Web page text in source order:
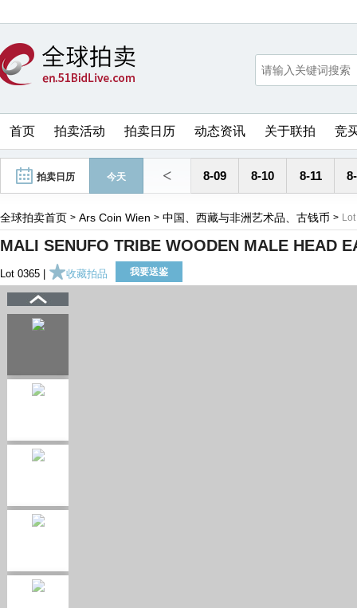
首页 拍卖活动 拍卖日历 动态资讯 关于联拍 竞
拍卖日历 今天 < 8-09 8-10 8-11
全球拍卖首页 > Ars Coin Wien > 中国、西藏与非洲艺术品、古钱币 >
MALI SENUFO TRIBE WOODEN MALE HEAD
Lot 0365 | 收藏拍品 我要送鉴